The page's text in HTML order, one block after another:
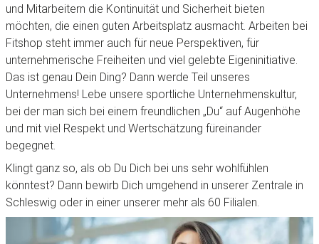
und Mitarbeitern die Kontinuität und Sicherheit bieten
möchten, die einen guten Arbeitsplatz ausmacht. Arbeiten bei
Fitshop steht immer auch für neue Perspektiven, für
unternehmerische Freiheiten und viel gelebte Eigeninitiative.
Das ist genau Dein Ding? Dann werde Teil unseres
Unternehmens! Lebe unsere sportliche Unternehmenskultur,
bei der man sich bei einem freundlichen „Du“ auf Augenhöhe
und mit viel Respekt und Wertschätzung füreinander
begegnet.
Klingt ganz so, als ob Du Dich bei uns sehr wohlfühlen
könntest? Dann bewirb Dich umgehend in unserer Zentrale in
Schleswig oder in einer unserer mehr als 60 Filialen.